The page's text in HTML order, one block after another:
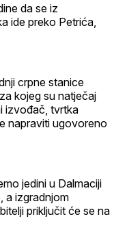
da se iz
ide preko Petrića,
crpne stanice
kojeg su natječaj
izvođač, tvrtka
napraviti ugovoreno
jedini u Dalmaciji
a izgradnjom
priključit će se na